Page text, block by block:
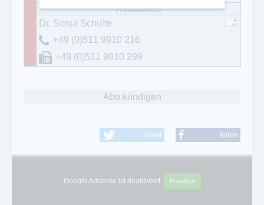
Dr. Sonja Schulte
+49 (0)511 9910 216
+49 (0)511 9910 299
Abo kündigen
tweet teilen
Google Adsense ist deaktiviert. Erlauben